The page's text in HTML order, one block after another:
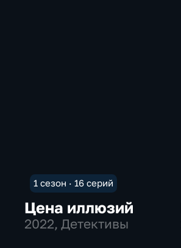
1 сезон · 16 серий
Цена иллюзий
2022, Детективы